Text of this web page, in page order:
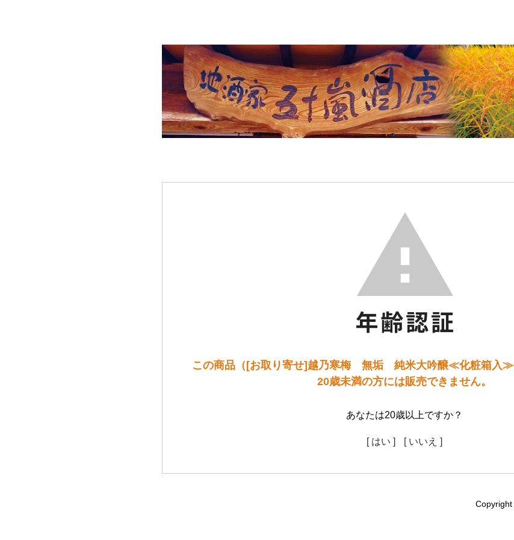
この商品（[お取り寄せ]越乃寒梅 無垢 純米大吟醸≪化粧箱入
20歳未満の方には販売できません。
あなたは20歳以上ですか？
[ はい ] [ いいえ ]
Copyright